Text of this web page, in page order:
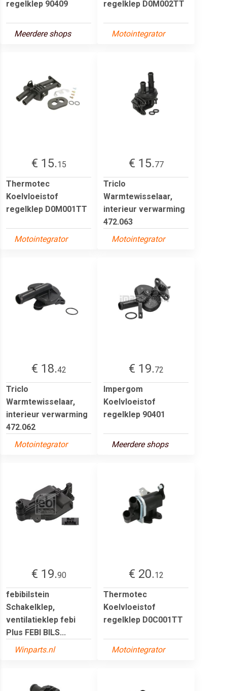
regelklep 90409
Meerdere shops
regelklep D0M002TT
Motointegrator
€ 15.15
Thermotec
Koelvloeistof
regelklep D0M001TT
Motointegrator
€ 15.77
Triclo
Warmtewisselaar,
interieur verwarming
472.063
Motointegrator
€ 18.42
Triclo
Warmtewisselaar,
interieur verwarming
472.062
Motointegrator
€ 19.72
Impergom
Koelvloeistof
regelklep 90401
Meerdere shops
€ 19.90
febibilstein
Schakelklep,
ventilatieklep febi
Plus FEBI BILS...
Winparts.nl
€ 20.12
Thermotec
Koelvloeistof
regelklep D0C001TT
Motointegrator